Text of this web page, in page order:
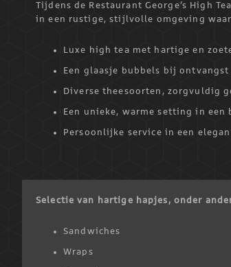
Tijdens de Restaurant George’s High
in een rustige, stijlvolle omgeving
Luxe high tea met hartige en
Een glaasje bubbels bij ontvangst
Diverse theesoorten, zorgvuldig
Een unieke, warme setting in
Persoonlijke service in een
Selectie van hartige hapjes, onder
Sandwiches
Wraps